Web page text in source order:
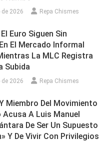
2026 Repa Chismes
Euro Siguen Sin
El Mercado Informal
La MLC Registra
Subida
2026 Repa Chismes
Miembro Del Movimiento
Acusa A Luis Manuel
De Ser Un Supuesto
Y De Vivir Con Privilegios